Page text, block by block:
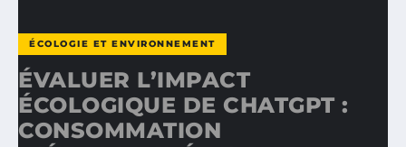
ÉCOLOGIE ET ENVIRONNEMENT
ÉVALUER L’IMPACT
ÉCOLOGIQUE DE CHATGPT :
CONSOMMATION